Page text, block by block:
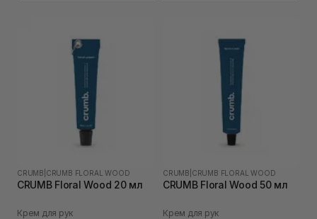
CRUMB CRUMB FLORAL WOOD
CRUMB Floral Wood 20 мл
Крем для рук
CRUMB CRUMB FLORAL WOOD
CRUMB Floral Wood 50 мл
Крем для рук